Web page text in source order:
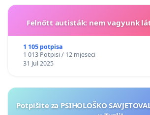
Felnőtt autisták: nem vagyunk
1 105 potpisa
1 013 Potpisi / 12 mjeseci
31 Jul 2025
Potpišite za PSIHOLOŠKO